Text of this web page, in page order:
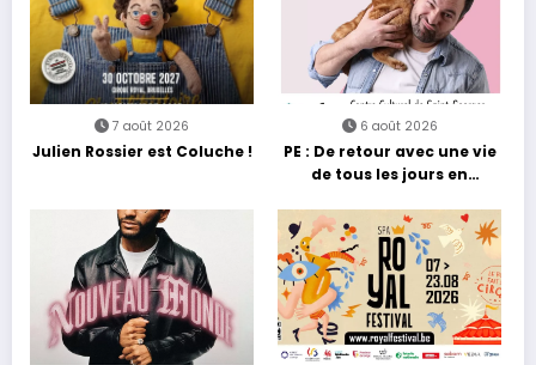
7 août 2026
Julien Rossier est Coluche !
6 août 2026
PE : De retour avec une vie
de tous les jours en